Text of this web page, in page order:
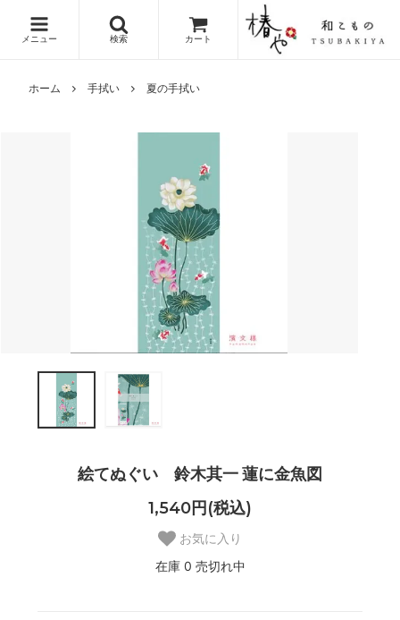
メニュー 検索 カート
ホーム 手拭い 夏の手拭い
絵てぬぐい 鈴木其一 蓮に金魚図
1,540円(税込)
お気に入り
在庫 0 売切れ中